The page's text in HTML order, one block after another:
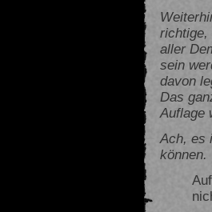
richtige,
aller
sein
davon
Das
Auflage
Ach, es
können.